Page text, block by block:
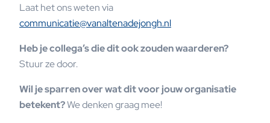
Laat het ons weten via
communicatie@vanaltenadejongh.nl
Heb je collega’s die dit ook zouden waarderen?
Stuur ze door.
Wil je sparren over wat dit voor jouw organisatie
betekent?We denken graag mee!